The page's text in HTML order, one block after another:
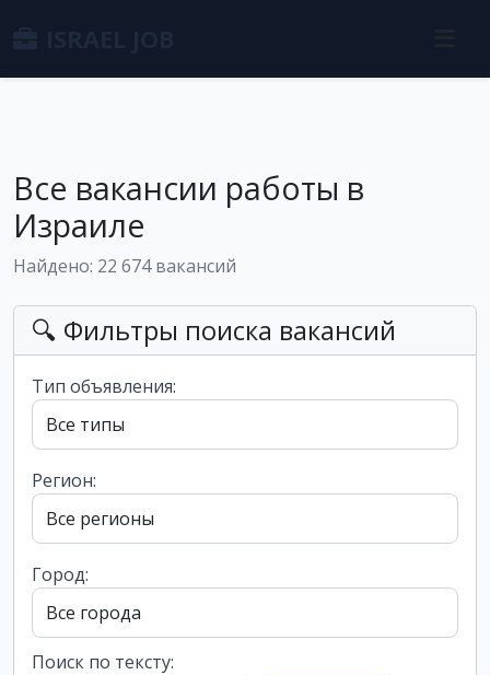
Все вакансии работы в
Израиле
Найдено: 22 674 вакансий
🔍 Фильтры поиска вакансий
Тип объявления:
Регион:
Город:
Поиск по тексту: